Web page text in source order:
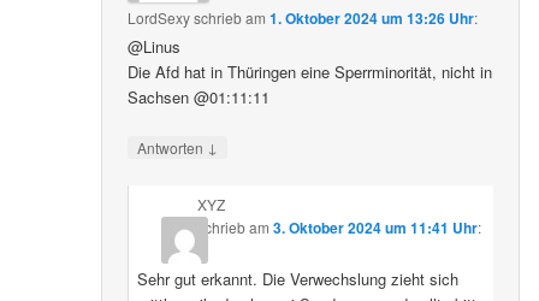
LordSexyschriebam1. Oktober 2024 um 13:26 Uhr:
@Linus
Die Afd hat in Thüringen eine Sperrminorität, nicht in
Sachsen @01:11:11
Antworten ↓
XYZ
schriebam 3. Oktober 2024 um 11:41 Uhr:
Sehr gut erkannt. Die Verwechslung zieht sich